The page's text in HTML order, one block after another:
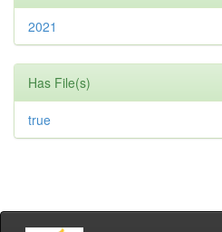
2021
Has File(s)
true